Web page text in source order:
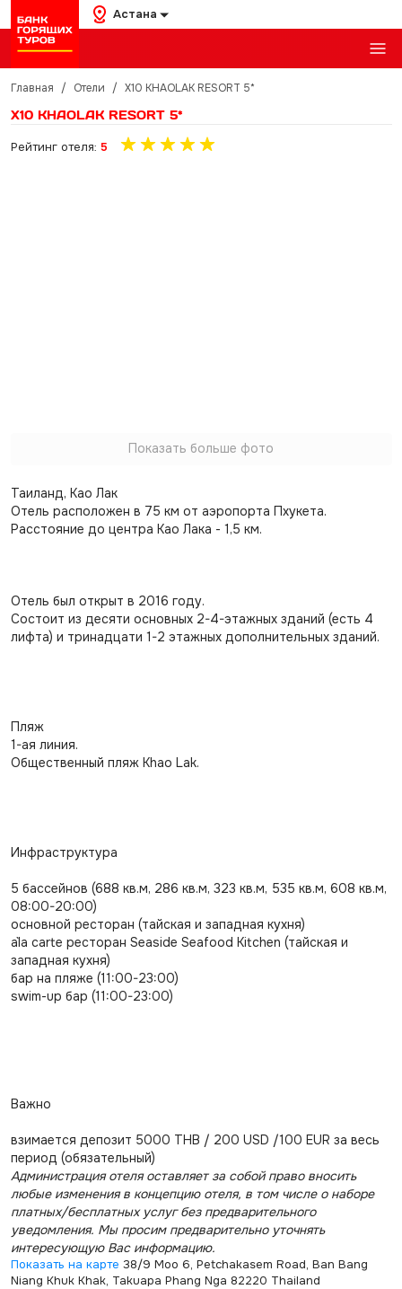
Астана
Главная / Отели / X10 KHAOLAK RESORT 5*
X10 KHAOLAK RESORT 5*
Рейтинг отеля: 5
Показать больше фото
Таиланд, Као Лак
Отель расположен в 75 км от аэропорта Пхукета.
Расстояние до центра Као Лака - 1,5 км.
Отель был открыт в 2016 году.
Состоит из десяти основных 2-4-этажных зданий (есть 4
лифта) и тринадцати 1-2 этажных дополнительных зданий.
Пляж
1-ая линия.
Общественный пляж Khao Lak.
Инфраструктура
5 бассейнов (688 кв.м, 286 кв.м, 323 кв.м, 535 кв.м, 608 кв.м,
08:00-20:00)
основной ресторан (тайская и западная кухня)
a`la carte ресторан Seaside Seafood Kitchen (тайская и
западная кухня)
бар на пляже (11:00-23:00)
swim-up бар (11:00-23:00)
Важно
взимается депозит 5000 THB / 200 USD /100 EUR за весь
период (обязательный)
Администрация отеля оставляет за собой право вносить
любые изменения в концепцию отеля, в том числе о наборе
платных/бесплатных услуг без предварительного
уведомления. Мы просим предварительно уточнять
интересующую Вас информацию.
Показать на карте 38/9 Moo 6, Petchakasem Road, Ban Bang
Niang Khuk Khak, Takuapa Phang Nga 82220 Thailand